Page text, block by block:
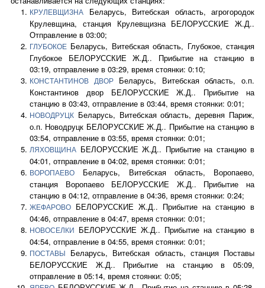
КРУЛЕВЩИЗНА
Беларусь, Витебская область, агрогородок
Крулевщина, станция Крулевщизна БЕЛОРУССКИЕ Ж.Д..
Отправление в 03:00;
ГЛУБОКОЕ Беларусь, Витебская область, Глубокое, станция
Глубокое БЕЛОРУССКИЕ Ж.Д.. Прибытие на станцию в
03:19, отправление в 03:29, время стоянки: 0:10;
КОНСТАНТИНОВ ДВОРБеларусь, Витебская область, о.п.
Константинов двор БЕЛОРУССКИЕ Ж.Д.. Прибытие на
станцию в 03:43, отправление в 03:44, время стоянки: 0:01;
НОВОДРУЦК Беларусь, Витебская область, деревня Париж,
о.п. Новодруцк БЕЛОРУССКИЕ Ж.Д.. Прибытие на станцию в
03:54, отправление в 03:55, время стоянки: 0:01;
ЛЯХОВЩИНА БЕЛОРУССКИЕ Ж.Д.. Прибытие на станцию в
04:01, отправление в 04:02, время стоянки: 0:01;
ВОРОПАЕВО
Беларусь, Витебская область, Воропаево,
станция Воропаево БЕЛОРУССКИЕ Ж.Д.. Прибытие на
станцию в 04:12, отправление в 04:36, время стоянки: 0:24;
ЖЕФАРОВО
БЕЛОРУССКИЕ Ж.Д.. Прибытие на станцию в
04:46, отправление в 04:47, время стоянки: 0:01;
НОВОСЕЛКИ
БЕЛОРУССКИЕ Ж.Д.. Прибытие на станцию в
04:54, отправление в 04:55, время стоянки: 0:01;
ПОСТАВЫ
Беларусь, Витебская область, станция Поставы
БЕЛОРУССКИЕ Ж.Д.. Прибытие на станцию в 05:09,
отправление в 05:14, время стоянки: 0:05;